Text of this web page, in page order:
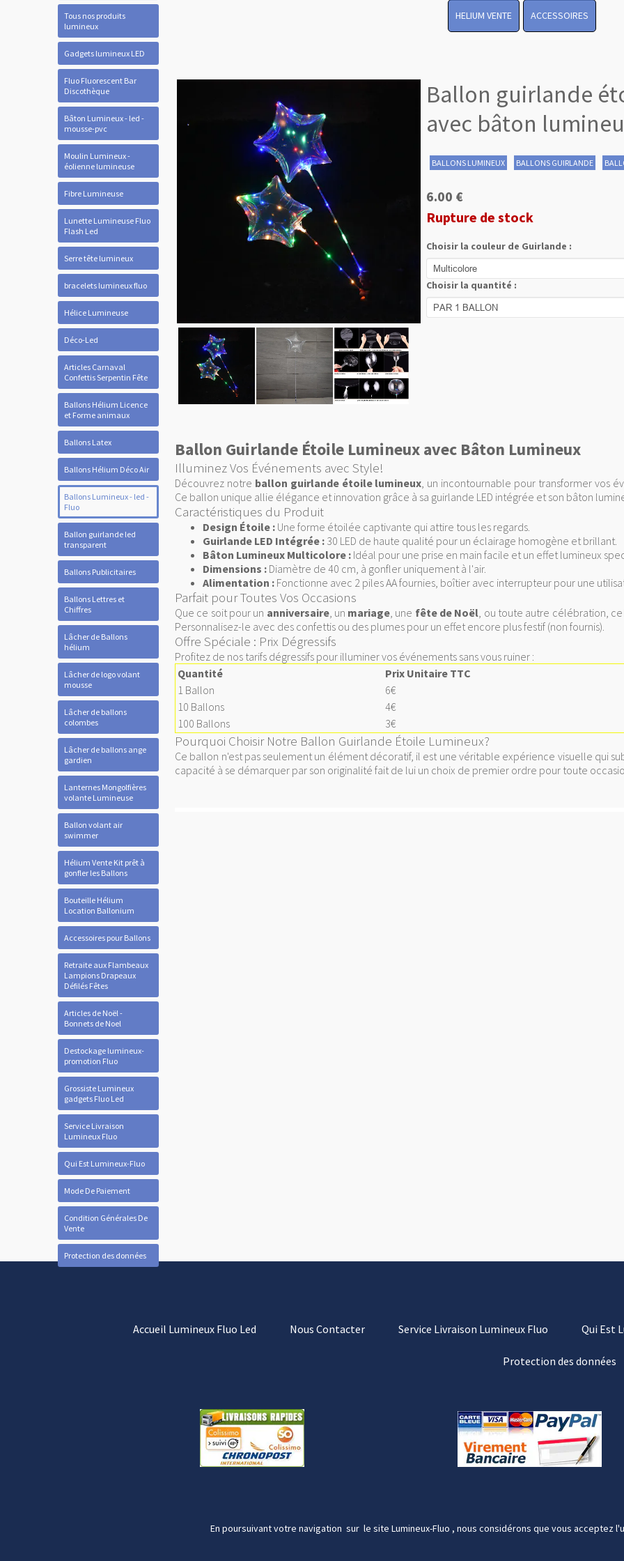
Tous nos produits
lumineux
Gadgets lumineux LED
Fluo Fluorescent Bar
Discothèque
Bâton Lumineux - led -
mousse-pvc
Moulin Lumineux -
éolienne lumineuse
Fibre Lumineuse
Lunette Lumineuse Fluo
Flash Led
Serre tête lumineux
bracelets lumineux fluo
Hélice Lumineuse
Déco-Led
Articles Carnaval
Confettis Serpentin Fête
Ballons Hélium Licence
et Forme animaux
Ballons Latex
Ballons Hélium Déco Air
Ballons Lumineux - led -
Fluo
Ballon guirlande led
transparent
Ballons Publicitaires
Ballons Lettres et
Chiffres
Lâcher de Ballons
hélium
Lâcher de logo volant
mousse
Lâcher de ballons
colombes
Lâcher de ballons ange
gardien
Lanternes Mongolfières
volante Lumineuse
Ballon volant air
swimmer
Hélium Vente Kit prêt à
gonfler les Ballons
Bouteille Hélium
Location Ballonium
Accessoires pour Ballons
Retraite aux Flambeaux
Lampions Drapeaux
Défilés Fêtes
Articles de Noël -
Bonnets de Noel
Destockage lumineux-
promotion Fluo
Grossiste Lumineux
gadgets Fluo Led
Service Livraison
Lumineux Fluo
Qui Est Lumineux-Fluo
Mode De Paiement
Condition Générales De
Vente
Protection des données
Accueil Lumineux Fluo Led Nous Contacter Service Livraison Lumineux Fluo Qui Est
Protection des données
En poursuivant votre navigation sur le site Lumineux-Fluo , nous considérons que vous acceptez
HELIUM VENTE ACCESSOIRES
Ballon guirlande
avec bâton
BALLONS LUMINEUX BALLONS GUIRLANDE
6.00 €
Rupture de stock
Choisir la couleur de Guirlande :
Choisir la quantité :
Ballon Guirlande Étoile Lumineux avec Bâton Lumineux
Illuminez Vos Événements avec Style!
Découvrez notre ballon guirlande étoile lumineux, un incontournable pour transformer vos
Ce ballon unique allie élégance et innovation grâce à sa guirlande LED intégrée et son bâton
Caractéristiques du Produit
Design Étoile : Une forme étoilée captivante qui attire tous les regards.
Guirlande LED Intégrée : 30 LED de haute qualité pour un éclairage homogène et brillant.
Bâton Lumineux Multicolore : Idéal pour une prise en main facile et un effet lumineux
Dimensions : Diamètre de 40 cm, à gonfler uniquement à l'air.
Alimentation : Fonctionne avec 2 piles AA fournies, boîtier avec interrupteur pour une
Parfait pour Toutes Vos Occasions
Que ce soit pour un anniversaire, un mariage, une fête de Noël, ou toute autre célébration,
Personnalisez-le avec des confettis ou des plumes pour un effet encore plus festif (non fournis).
Offre Spéciale : Prix Dégressifs
Profitez de nos tarifs dégressifs pour illuminer vos événements sans vous ruiner :
Quantité
Prix Unitaire TTC
1 Ballon
6€
10 Ballons
4€
100 Ballons
3€
Pourquoi Choisir Notre Ballon Guirlande Étoile Lumineux?
Ce ballon n'est pas seulement un élément décoratif, il est une véritable expérience visuelle qui
capacité à se démarquer par son originalité fait de lui un choix de premier ordre pour toute